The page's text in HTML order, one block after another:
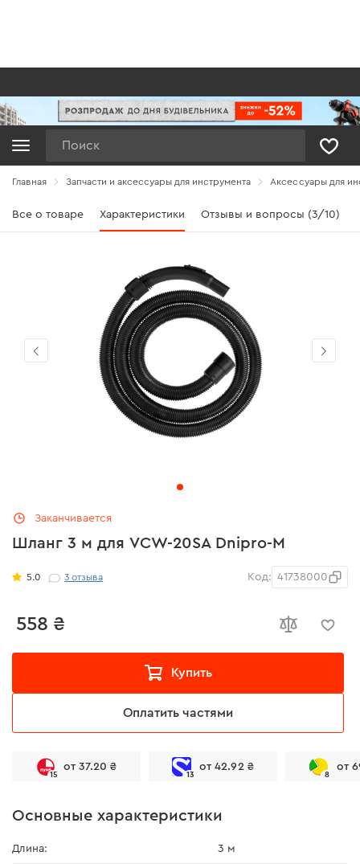
Главная Запчасти и аксессуары для инструмента Аксессуары для
Все о товаре Характеристики Отзывы и вопросы (3/10)
Шланг 3 м для VCW-20SA Dnipro-M
5.0 3отзыва Код: 41738000
558 ₴
Купить
Оплатить частями
15
от 37.20 ₴
13
от 42.92 ₴
8
от
Заканчивается
Основные характеристики
Длина: 3 м